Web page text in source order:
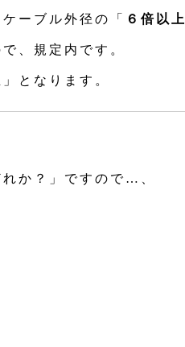
ーブル外径の「 ６倍以上
、規定内です。
となります。
か？」ですので…、